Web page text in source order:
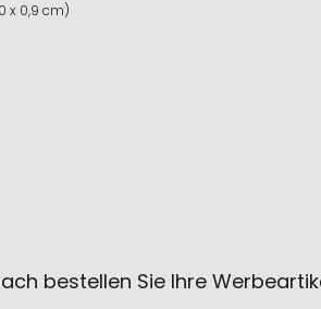
x 0,9 cm)
bestellen Sie Ihre